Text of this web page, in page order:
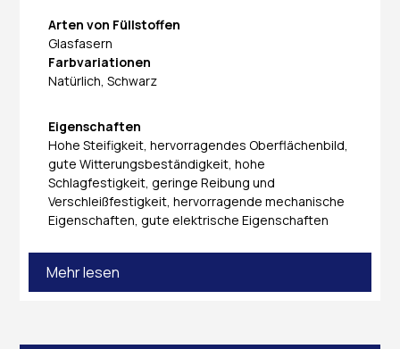
Arten von Füllstoffen
Glasfasern
Farbvariationen
Natürlich, Schwarz
Eigenschaften
Hohe Steifigkeit, hervorragendes Oberflächenbild,
gute Witterungsbeständigkeit, hohe
Schlagfestigkeit, geringe Reibung und
Verschleißfestigkeit, hervorragende mechanische
Eigenschaften, gute elektrische Eigenschaften
Mehr lesen